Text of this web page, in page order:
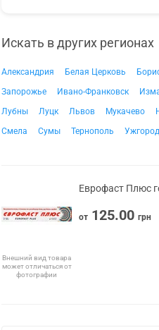
Искать в других регионах
Александрия Белая Церковь
Запорожье
Ивано-Франковск
Лубны
Луцк Львов Мукачево
Смела
Сумы Тернополь Ужгород
Внешний вид товара
может отличаться от
фотографии
Еврофаст Плюс
от 125.00 грн